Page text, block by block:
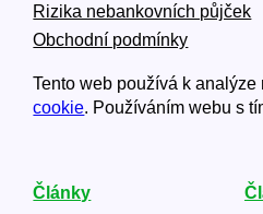
Rizika nebankovních půjček
Obchodní podmínky
Tento web používá k
cookie. Používáním webu s
Články